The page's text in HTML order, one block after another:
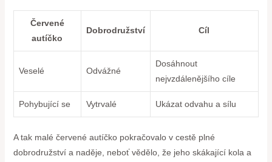
Červené
autíčko
Dobrodružství Cíl
Veselé Odvážné
Dosáhnout
nejvzdálenějšího cíle
Pohybující se Vytrvalé Ukázat odvahu a sílu
A tak malé‍ červené autíčko ⁣pokračovalo ‍v cestě plné
dobrodružství a ‍naděje, neboť⁤ vědělo, že jeho skákající kola a